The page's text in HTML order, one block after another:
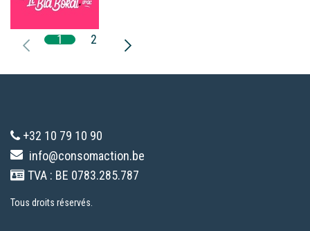
1 2
+32 10 79 10 90
info@consomaction.be
TVA : BE 0783.285.787
Tous droits réservés.